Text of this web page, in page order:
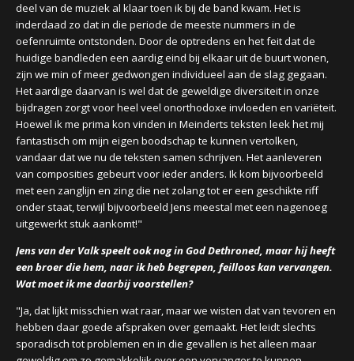
deel van de muziek al klaar toen ik bij de band kwam. Het is
inderdaad zo dat in die periode de meeste nummers in de
oefenruimte ontstonden. Door de optredens en het feit dat de
huidige bandleden een aardig eind bij elkaar uit de buurt wonen,
zijn we min of meer gedwongen individueel aan de slag gegaan.
Het aardige daarvan is wel dat de geweldige diversiteit in onze
bijdragen zorgt voor heel veel onorthodoxe invloeden en variëteit.
Hoewel ik me prima kon vinden in Meinderts teksten leek het mij
fantastisch om mijn eigen boodschap te kunnen vertolken,
vandaar dat we nu de teksten samen schrijven. Het aanleveren
van composities gebeurt voor ieder anders. Ik kom bijvoorbeeld
met een zanglijn en zing die net zolang tot er een geschikte riff
onder staat, terwijl bijvoorbeeld Jens meestal met een nagenoeg
uitgewerkt stuk aankomt!"
Jens van der Valk speelt ook nog in God Dethroned, maar hij heeft
een broer die hem, naar ik heb begrepen, feilloos kan vervangen.
Wat moet ik me daarbij voorstellen?
"Ja, dat lijkt misschien wat raar, maar we wisten dat van tevoren en
hebben daar goede afspraken over gemaakt. Het leidt slechts
sporadisch tot problemen en in die gevallen is het alleen maar